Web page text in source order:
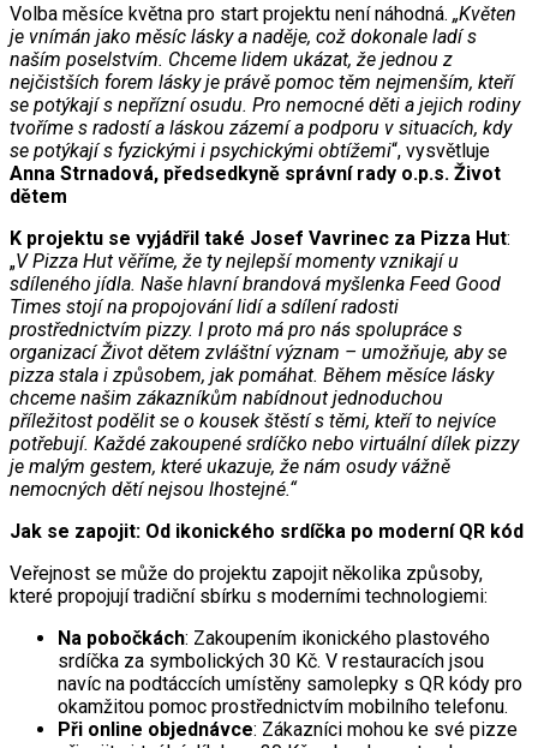
Volba měsíce května pro start projektu není náhodná. „Květen
je vnímán jako měsíc lásky a naděje, což dokonale ladí s
naším poselstvím. Chceme lidem ukázat, že jednou z
nejčistších forem lásky je právě pomoc těm nejmenším, kteří
se potýkají s nepřízní osudu. Pro nemocné děti a jejich rodiny
tvoříme s radostí a láskou zázemí a podporu v situacích, kdy
se potýkají s fyzickými i psychickými obtížemi“, vysvětluje
Anna Strnadová, předsedkyně správní rady o.p.s. Život
dětem
K projektu se vyjádřil také Josef Vavrinec za Pizza Hut:
„V Pizza Hut věříme, že ty nejlepší momenty vznikají u
sdíleného jídla. Naše hlavní brandová myšlenka Feed Good
Times stojí na propojování lidí a sdílení radosti
prostřednictvím pizzy. I proto má pro nás spolupráce s
organizací Život dětem zvláštní význam – umožňuje, aby se
pizza stala i způsobem, jak pomáhat. Během měsíce lásky
chceme našim zákazníkům nabídnout jednoduchou
příležitost podělit se o kousek štěstí s těmi, kteří to nejvíce
potřebují. Každé zakoupené srdíčko nebo virtuální dílek pizzy
je malým gestem, které ukazuje, že nám osudy vážně
nemocných dětí nejsou lhostejné.“
Jak se zapojit: Od ikonického srdíčka po moderní QR kód
Veřejnost se může do projektu zapojit několika způsoby,
které propojují tradiční sbírku s moderními technologiemi:
Na pobočkách: Zakoupením ikonického plastového
srdíčka za symbolických 30 Kč. V restauracích jsou
navíc na podtáccích umístěny samolepky s QR kódy pro
okamžitou pomoc prostřednictvím mobilního telefonu.
Při online objednávce: Zákazníci mohou ke své pizze